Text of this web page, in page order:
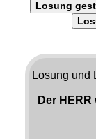
Losung
Losung und
Der